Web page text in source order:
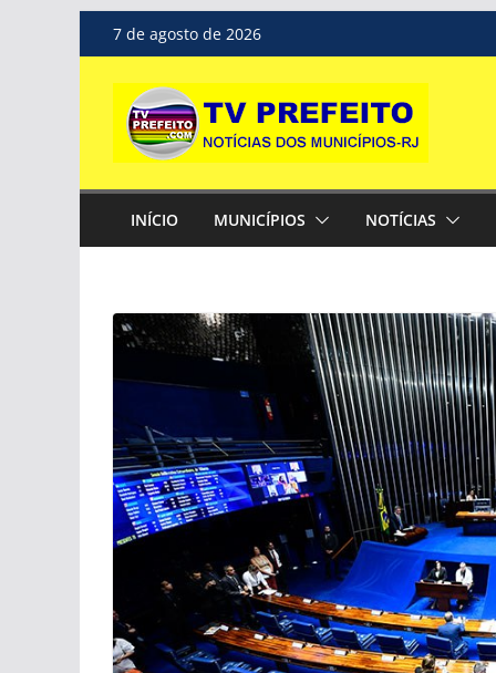
Pular
para
conteúdo
7 de agosto de 2026
INÍCIO MUNICÍPIOS NOTÍCIAS